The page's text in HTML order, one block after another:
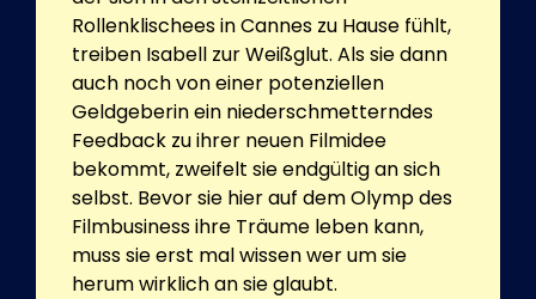
Rollenklischees in Cannes zu Hause fühlt,
treiben Isabell zur Weißglut. Als sie dann
auch noch von einer potenziellen
Geldgeberin ein niederschmetterndes
Feedback zu ihrer neuen Filmidee
bekommt, zweifelt sie endgültig an sich
selbst. Bevor sie hier auf dem Olymp des
Filmbusiness ihre Träume leben kann,
muss sie erst mal wissen wer um sie
herum wirklich an sie glaubt.